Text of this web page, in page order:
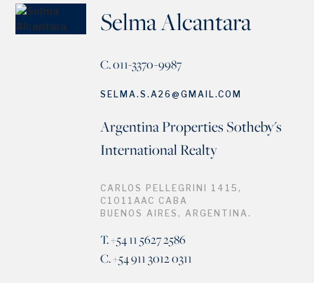
Selma Alcantara
C. 011-3370-9987
SELMA.S.A26@GMAIL.COM
Argentina Properties Sotheby's
International Realty
CARLOS PELLEGRINI 1415,
C1011AAC CABA
BUENOS AIRES, ARGENTINA.
T. +54 11 5627 2586
C. +54 911 3012 0311